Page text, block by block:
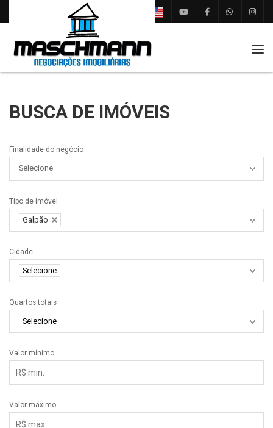
BUSCA DE IMÓVEIS
Finalidade do negócio
Selecione
Tipo de imóvel
Galpão
Cidade
Selecione
Quartos totais
Selecione
Valor mínimo
Valor máximo